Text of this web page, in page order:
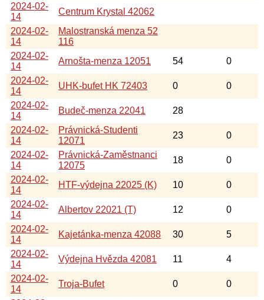
2024-02-
14
Centrum Krystal 42062
2024-02-
14
Malostranská menza 52
116
2024-02-
14
Arnošta-menza 12051 54
0
2024-02-
14
UHK-bufet HK 72403 0
0
2024-02-
14
Budeč-menza 22041
28
2024-02-
14
Právnická-Studenti
12071
23
0
2024-02-
14
Právnická-Zaměstnanci
12075
18
0
2024-02-
14
HTF-výdejna 22025 (K) 10
0
2024-02-
14
Albertov 22021 (T) 12
0
2024-02-
14
Kajetánka-menza 42088 30
5
2024-02-
14
Výdejna Hvězda 42081 11
4
2024-02-
14
Troja-Bufet 0
0